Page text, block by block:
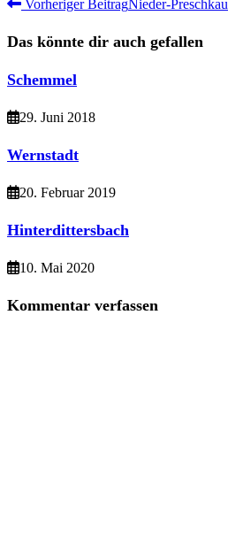
Weitere
Vorheriger BeitragNieder-Preschkau
Das könnte dir auch gefallen
Schemmel
29. Juni 2018
Wernstadt
20. Februar 2019
Hinterdittersbach
10. Mai 2020
Kommentar verfassen